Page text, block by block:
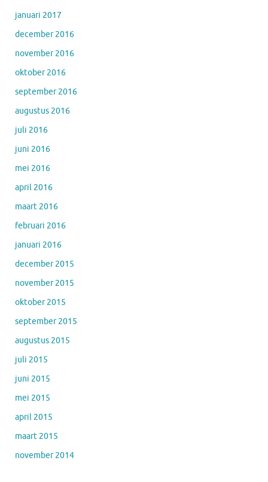
januari 2017
december 2016
november 2016
oktober 2016
september 2016
augustus 2016
juli 2016
juni 2016
mei 2016
april 2016
maart 2016
februari 2016
januari 2016
december 2015
november 2015
oktober 2015
september 2015
augustus 2015
juli 2015
juni 2015
mei 2015
april 2015
maart 2015
november 2014